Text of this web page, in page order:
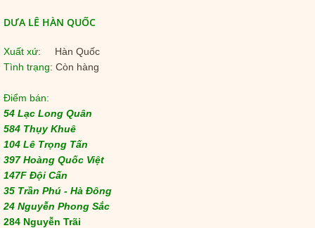
DƯA LÊ HÀN QUỐC
Xuất xứ: Hàn Quốc
Tình trạng: Còn hàng
Điểm bán:
54 Lạc Long Quân
584 Thụy Khuê
104 Lê Trọng Tấn
397 Hoàng Quốc Việt
147F Đội Cấn
35 Trần Phú - Hà Đông
24 Nguyễn Phong Sắc
284 Nguyễn Trãi